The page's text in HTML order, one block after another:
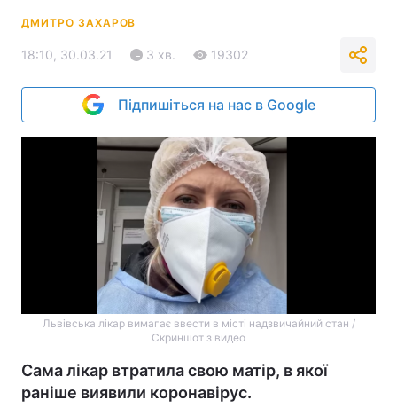
ДМИТРО ЗАХАРОВ
18:10, 30.03.21 3 хв. 19302
Підпишіться на нас в Google
Львівська лікар вимагає ввести в місті надзвичайний стан /
Скриншот з видео
Сама лікар втратила свою матір, в якої
раніше виявили коронавірус.